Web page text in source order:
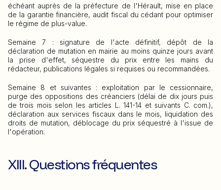
échéant auprès de la préfecture de l'Hérault, mise en place
de la garantie financière, audit fiscal du cédant pour optimiser
le régime de plus-value.
Semaine 7 : signature de l'acte définitif, dépôt de la
déclaration de mutation en mairie au moins quinze jours avant
la prise d'effet, séquestre du prix entre les mains du
rédacteur, publications légales si requises ou recommandées.
Semaine 8 et suivantes : exploitation par le cessionnaire,
purge des oppositions des créanciers (délai de dix jours puis
de trois mois selon les articles L. 141-14 et suivants C. com.),
déclaration aux services fiscaux dans le mois, liquidation des
droits de mutation, déblocage du prix séquestré à l'issue de
l'opération.
XIII. Questions fréquentes